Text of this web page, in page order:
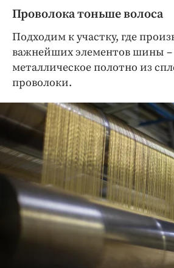
Проволока тоньше волоса
Подходим к участку, где
важнейших элементов шины
металлическое полотно из
проволоки.